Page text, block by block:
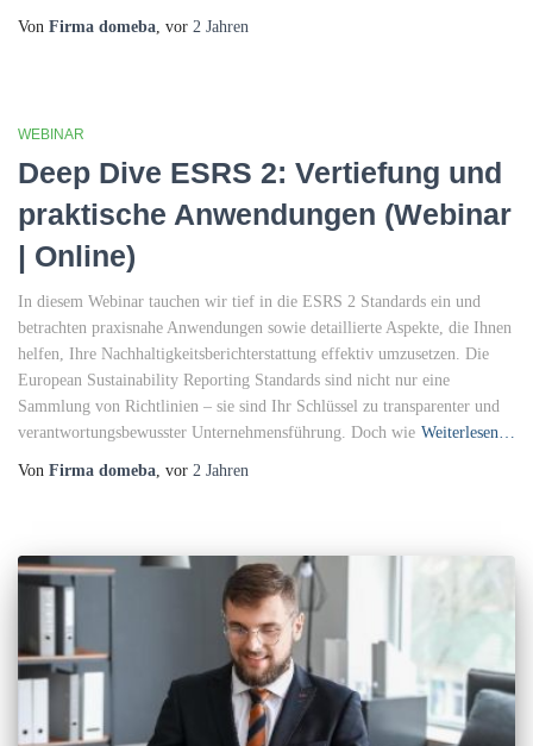
Von Firma domeba, vor 2 Jahren
WEBINAR
Deep Dive ESRS 2: Vertiefung und
praktische Anwendungen (Webinar
| Online)
In diesem Webinar tauchen wir tief in die ESRS 2 Standards ein und
betrachten praxisnahe Anwendungen sowie detaillierte Aspekte, die Ihnen
helfen, Ihre Nachhaltigkeitsberichterstattung effektiv umzusetzen. Die
European Sustainability Reporting Standards sind nicht nur eine
Sammlung von Richtlinien – sie sind Ihr Schlüssel zu transparenter und
verantwortungsbewusster Unternehmensführung. Doch wie Weiterlesen…
Von Firma domeba, vor 2 Jahren